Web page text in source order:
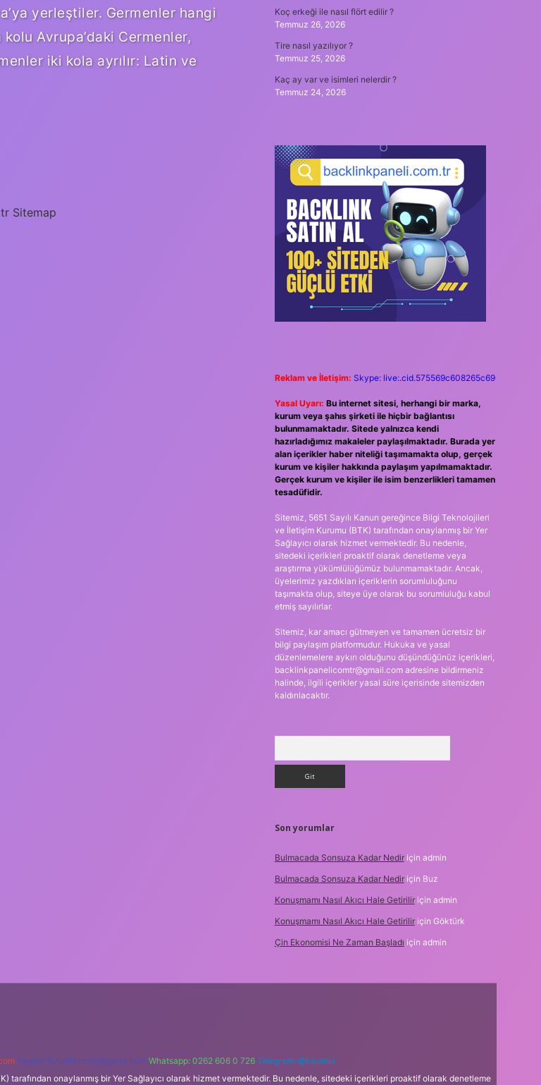
yerleştiler. Germenler hangi
Avrupa’daki Cermenler,
iki kola ayrılır: Latin ve
Sitemap
Koç erkeği ile nasıl flört edilir ?
Temmuz 26, 2026
Tire nasıl yazılıyor ?
Temmuz 25, 2026
Kaç ay var ve isimleri nelerdir ?
Temmuz 24, 2026
Reklam ve İletişim: Skype: live:.cid.575569c608265c69
Yasal Uyarı: Bu internet sitesi, herhangi bir marka,
kurum veya şahıs şirketi ile hiçbir bağlantısı
bulunmamaktadır. Sitede yalnızca kendi
hazırladığımız makaleler paylaşılmaktadır. Burada yer
alan içerikler haber niteliği taşımamakta olup, gerçek
kurum ve kişiler hakkında paylaşım yapılmamaktadır.
Gerçek kurum ve kişiler ile isim benzerlikleri tamamen
tesadüfidir.
Sitemiz, 5651 Sayılı Kanun gereğince Bilgi Teknolojileri
ve İletişim Kurumu (BTK) tarafından onaylanmış bir Yer
Sağlayıcı olarak hizmet vermektedir. Bu nedenle,
sitedeki içerikleri proaktif olarak denetleme veya
araştırma yükümlülüğümüz bulunmamaktadır. Ancak,
üyelerimiz yazdıkları içeriklerin sorumluluğunu
taşımakta olup, siteye üye olarak bu sorumluluğu kabul
etmiş sayılırlar.
Sitemiz, kar amacı gütmeyen ve tamamen ücretsiz bir
bilgi paylaşım platformudur. Hukuka ve yasal
düzenlemelere aykırı olduğunu düşündüğünüz içerikleri,
backlinkpanelicomtr@gmail.comadresine bildirmeniz
halinde, ilgili içerikler yasal süre içerisinde sitemizden
kaldırılacaktır.
Son yorumlar
Bulmacada Sonsuza Kadar Nediriçin admin
Bulmacada Sonsuza Kadar Nediriçin Buz
Konuşmamı Nasıl Akıcı Hale Getiriliriçin admin
Konuşmamı Nasıl Akıcı Hale Getiriliriçin Göktürk
Çin Ekonomisi Ne Zaman Başladı için admin
Teams: forumhizmeti@gmail.com Whatsapp: 0262 606 0 726 Telegram: @karabul
tarafından onaylanmış bir Yer Sağlayıcı olarak hizmet vermektedir. Bu nedenle, sitedeki içerikleri proaktif olarak denetleme